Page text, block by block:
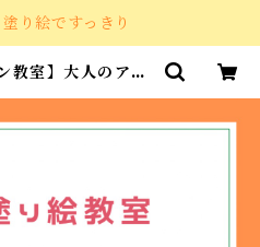
り絵ですっきり
教室】大人のアー